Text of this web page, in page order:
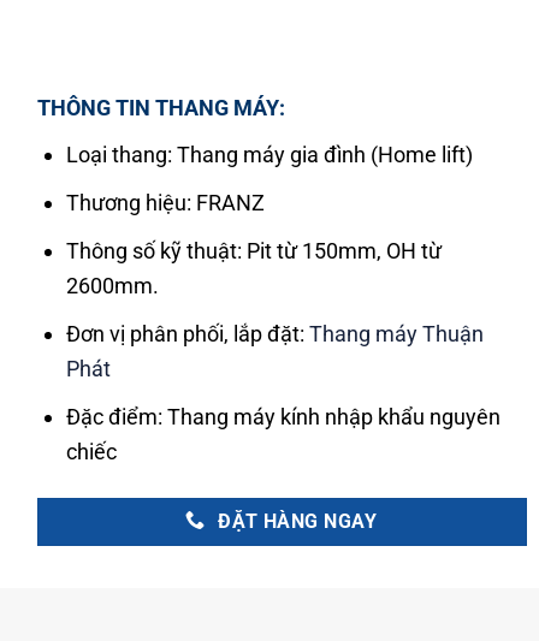
THÔNG TIN THANG MÁY:
Loại thang: Thang máy gia đình (Home lift)
Thương hiệu: FRANZ
Thông số kỹ thuật: Pit từ 150mm, OH từ
2600mm.
Đơn vị phân phối, lắp đặt:Thang máy Thuận
Phát
Đặc điểm: Thang máy kính nhập khẩu nguyên
chiếc
ĐẶT HÀNG NGAY